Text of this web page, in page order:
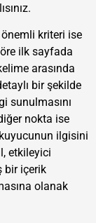
kriteri ise
ilk sayfada
arasında
bir şekilde
sunulmasını
nokta ise
ilgisini
etkileyici
bir içerik
olanak